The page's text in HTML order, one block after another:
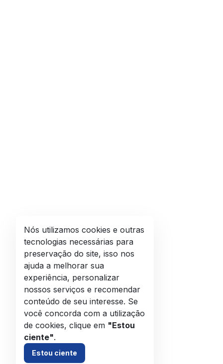
Nós utilizamos cookies e outras
tecnologias necessárias para
preservação do site, isso nos
ajuda a melhorar sua
experiência, personalizar
nossos serviços e recomendar
conteúdo de seu interesse. Se
você concorda com a utilização
de cookies, clique em "Estou
ciente".
Estou ciente